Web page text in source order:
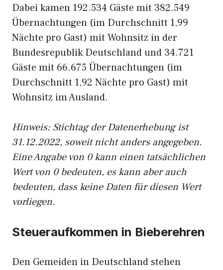
Dabei kamen 192.534 Gäste mit 382.549
Übernachtungen (im Durchschnitt 1,99
Nächte pro Gast) mit Wohnsitz in der
Bundesrepublik Deutschland und 34.721
Gäste mit 66.675 Übernachtungen (im
Durchschnitt 1,92 Nächte pro Gast) mit
Wohnsitz im Ausland.
Hinweis: Stichtag der Datenerhebung ist
31.12.2022, soweit nicht anders angegeben.
Eine Angabe von 0 kann einen tatsächlichen
Wert von 0 bedeuten, es kann aber auch
bedeuten, dass keine Daten für diesen Wert
vorliegen.
Steueraufkommen in Bieberehren
Den Gemeiden in Deutschland stehen